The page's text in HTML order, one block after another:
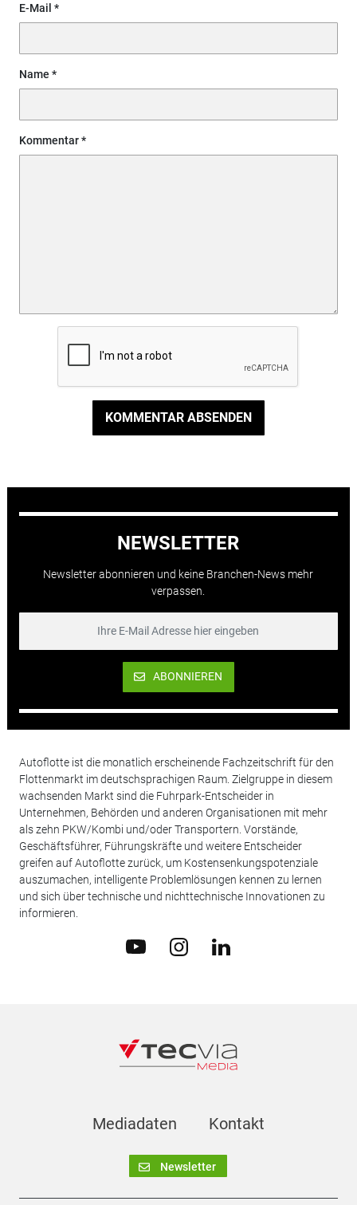
E-Mail
Name
Kommentar
KOMMENTAR ABSENDEN
NEWSLETTER
Newsletter abonnieren und keine Branchen-News mehr
verpassen.
ABONNIEREN
Autoflotte ist die monatlich erscheinende Fachzeitschrift für den
Flottenmarkt im deutschsprachigen Raum. Zielgruppe in diesem
wachsenden Markt sind die Fuhrpark-Entscheider in
Unternehmen, Behörden und anderen Organisationen mit mehr
als zehn PKW/Kombi und/oder Transportern. Vorstände,
Geschäftsführer, Führungskräfte und weitere Entscheider
greifen auf Autoflotte zurück, um Kostensenkungspotenziale
auszumachen, intelligente Problemlösungen kennen zu lernen
und sich über technische und nichttechnische Innovationen zu
informieren.
Mediadaten Kontakt
Newsletter